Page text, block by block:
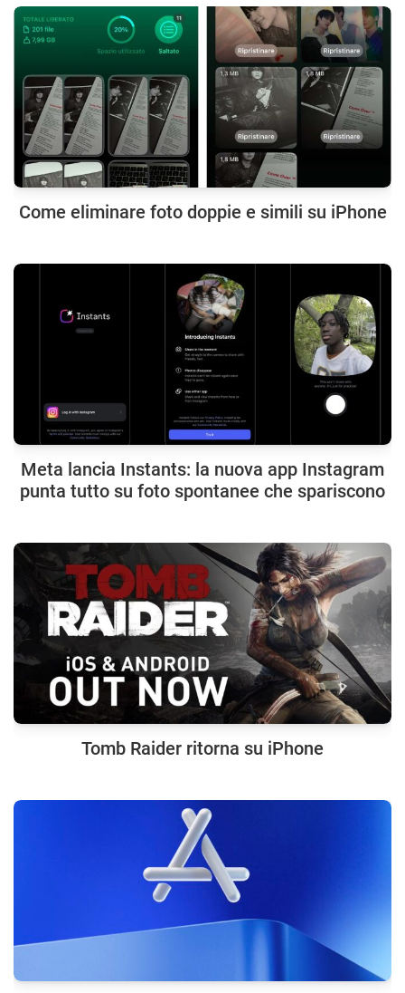
Come eliminare foto doppie e simili su iPhone
Meta lancia Instants: la nuova app Instagram
punta tutto su foto spontanee che spariscono
Tomb Raider ritorna su iPhone